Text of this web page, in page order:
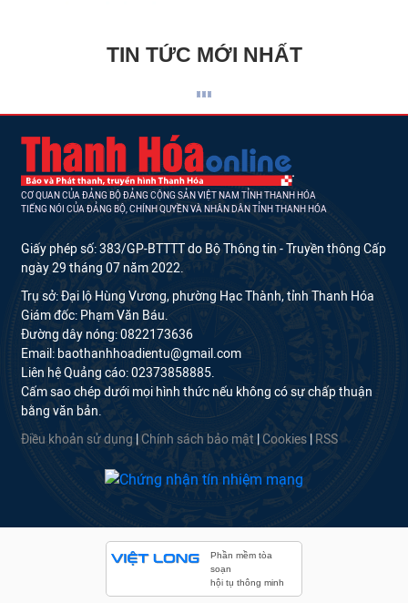
TIN TỨC MỚI NHẤT
CƠ QUAN CỦA ĐẢNG BỘ ĐẢNG CỘNG SẢN VIỆT NAM TỈNH THANH HÓA
TIẾNG NÓI CỦA ĐẢNG BỘ, CHÍNH QUYỀN VÀ NHÂN DÂN TỈNH THANH HÓA
Giấy phép số: 383/GP-BTTTT do Bộ Thông tin - Truyền thông Cấp
ngày 29 tháng 07 năm 2022.
Trụ sở: Đại lộ Hùng Vương, phường Hạc Thành, tỉnh Thanh Hóa
Giám đốc: Phạm Văn Báu.
Đường dây nóng: 0822173636
Email: baothanhhoadientu@gmail.com
Liên hệ Quảng cáo: 02373858885.
Cấm sao chép dưới mọi hình thức nếu không có sự chấp thuận
bằng văn bản.
Điều khoản sử dụng Chính sách bảo mật Cookies RSS
Phần mềm tòa
soạn
hội tụ thông minh